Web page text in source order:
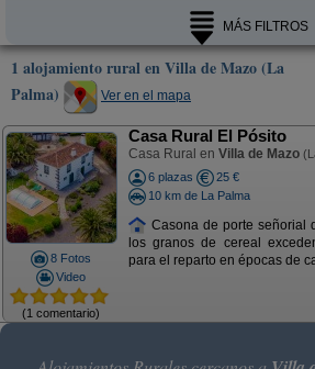
MÁS FILTROS
1 alojamiento rural en Villa de Mazo (La
Palma)
Ver en el mapa
8 Fotos
Video
(1 comentario)
Casa Rural El Pósito
Casa Rural en Villa de Mazo
6 plazas
25 €
10 km de La Palma
Casona de porte señorial
los granos de cereal
para el reparto en épocas de